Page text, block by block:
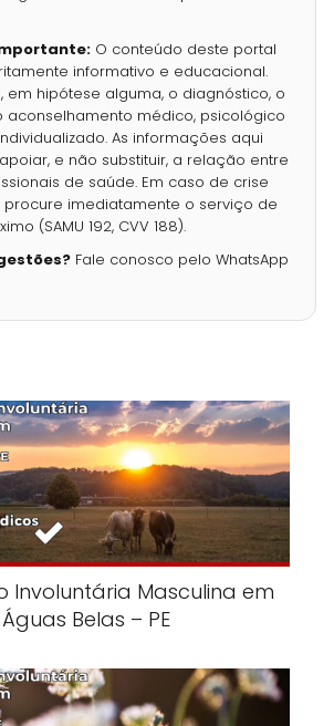
O conteúdo deste portal
informativo e educacional.
em hipótese alguma, o diagnóstico, o
aconselhamento médico, psicológico
As informações aqui
e não substituir, a relação entre
de saúde. Em caso de crise
procure imediatamente o serviço de
(SAMU 192, CVV 188).
Fale conosco pelo WhatsApp
Involuntária Masculina em
Águas Belas – PE